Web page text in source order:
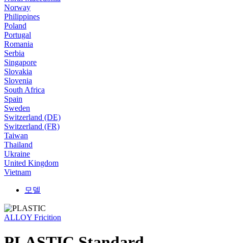
Norway
Philippines
Poland
Portugal
Romania
Serbia
Singapore
Slovakia
Slovenia
South Africa
Spain
Sweden
Switzerland (DE)
Switzerland (FR)
Taiwan
Thailand
Ukraine
United Kingdom
Vietnam
모델
ALLOY Fricition